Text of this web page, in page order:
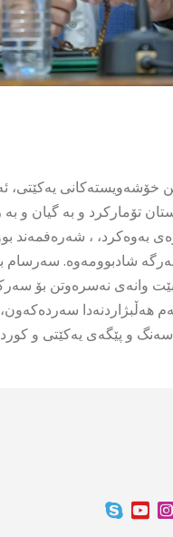
خۆشەویستەکانی
تۆمارکرد و بە گیان
بەوەکرد، ،
شادبوومەوە. سەرسام
وانەی نەسرەوتن بۆ
هەڵبژاردنەدا
و پێگەی یەکێتی و